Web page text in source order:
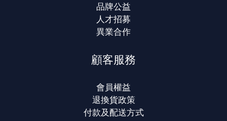
品牌公益
人才招募
異業合作
顧客服務
會員權益
退換貨政策
付款及配送方式